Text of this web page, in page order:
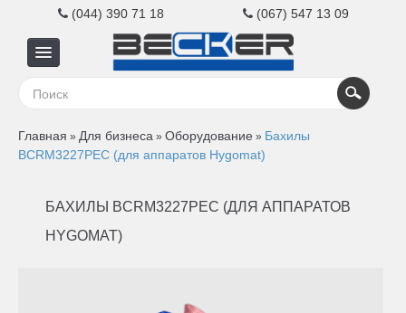
(044) 390 71 18 (067) 547 13 09
Для
Для
Главная » Для бизнеса » Оборудование » Бахилы
BCRM3227PEC (для аппаратов Hygomat)
БАХИЛЫ BCRM3227PEC (ДЛЯ АППАРАТОВ
HYGOMAT)